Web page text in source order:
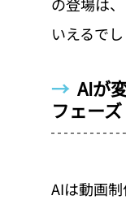
いえるでし
→ AIが
フェーズ
AIは動画